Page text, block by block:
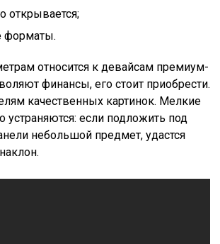
открывается;
форматы.
относится к девайсам премиум-
финансы, его стоит приобрести.
качественных картинок. Мелкие
устраняются: если подложить под
небольшой предмет, удастся